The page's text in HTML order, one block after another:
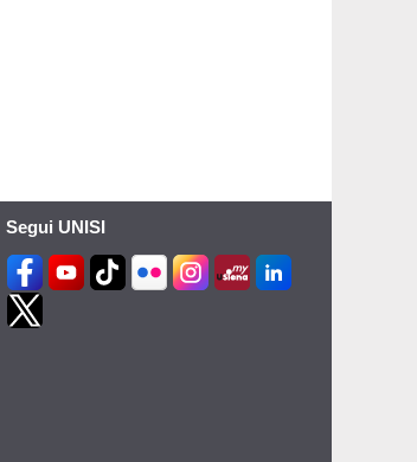
Segui UNISI